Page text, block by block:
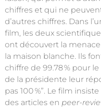
chiffres et qui ne
d’autres chiffres. Dans
film, les deux
ont découvert la
la maison blanche. Ils
chiffre de 99.78% pour
de la présidente leur
pas 100%”. Le film
des articles en peer-